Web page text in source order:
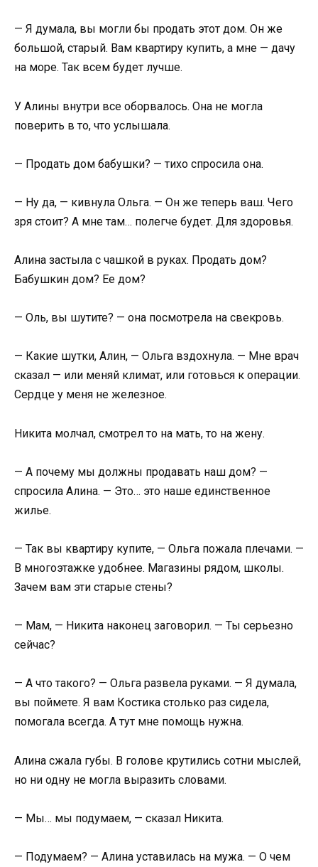
— Я думала, вы могли бы продать этот дом. Он же
большой, старый. Вам квартиру купить, а мне — дачу
на море. Так всем будет лучше.
У Алины внутри все оборвалось. Она не могла
поверить в то, что услышала.
— Продать дом бабушки? — тихо спросила она.
— Ну да, — кивнула Ольга. — Он же теперь ваш. Чего
зря стоит? А мне там… полегче будет. Для здоровья.
Алина застыла с чашкой в руках. Продать дом?
Бабушкин дом? Ее дом?
— Оль, вы шутите? — она посмотрела на свекровь.
— Какие шутки, Алин, — Ольга вздохнула. — Мне врач
сказал — или меняй климат, или готовься к операции.
Сердце у меня не железное.
Никита молчал, смотрел то на мать, то на жену.
— А почему мы должны продавать наш дом? —
спросила Алина. — Это… это наше единственное
жилье.
— Так вы квартиру купите, — Ольга пожала плечами. —
В многоэтажке удобнее. Магазины рядом, школы.
Зачем вам эти старые стены?
— Мам, — Никита наконец заговорил. — Ты серьезно
сейчас?
— А что такого? — Ольга развела руками. — Я думала,
вы поймете. Я вам Костика столько раз сидела,
помогала всегда. А тут мне помощь нужна.
Алина сжала губы. В голове крутились сотни мыслей,
но ни одну не могла выразить словами.
— Мы… мы подумаем, — сказал Никита.
— Подумаем? — Алина уставилась на мужа. — О чем